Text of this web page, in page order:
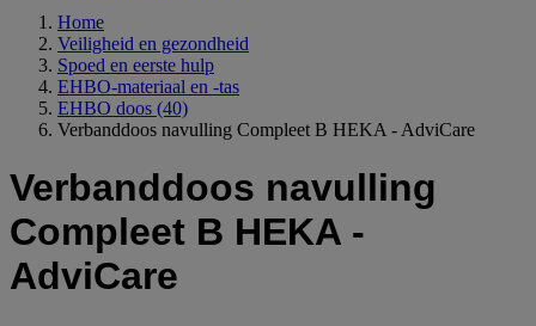
Home
Veiligheid en gezondheid
Spoed en eerste hulp
EHBO-materiaal en -tas
EHBO doos (40)
Verbanddoos navulling Compleet B HEKA - AdviCare
Verbanddoos navulling
Compleet B HEKA -
AdviCare